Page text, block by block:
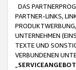
DAS
PARTNER-LINKS,
UNTERNEHMEN
TEXTE UND
VERBUNDENEN